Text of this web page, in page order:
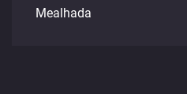
Mealhada